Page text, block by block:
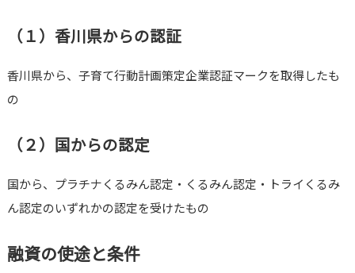
（１）香川県からの認証
香川県から、子育て行動計画策定企業認証マークを取得したも
の
（２）国からの認定
国から、プラチナくるみん認定・くるみん認定・トライくるみ
ん認定のいずれかの認定を受けたもの
融資の使途と条件